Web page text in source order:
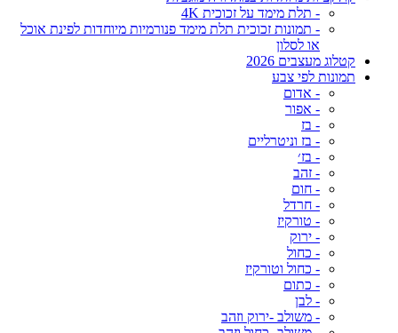
- תלת מימד על זכוכית 4K
- תמונות זכוכית תלת מימד פנורמיות מיוחדות לפינת אוכל
או לסלון
קטלוג מעצבים 2026
תמונות לפי צבע
- אדום
- אפור
- בז
- בז וניטרליים
- בז׳
- זהב
- חום
- חרדל
- טורקיז
- ירוק
- כחול
- כחול וטורקיז
- כתום
- לבן
- משולב -ירוק וזהב